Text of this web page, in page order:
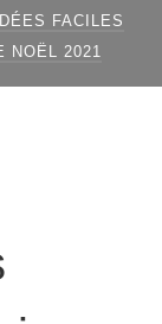
FACILES
NOËL 2021